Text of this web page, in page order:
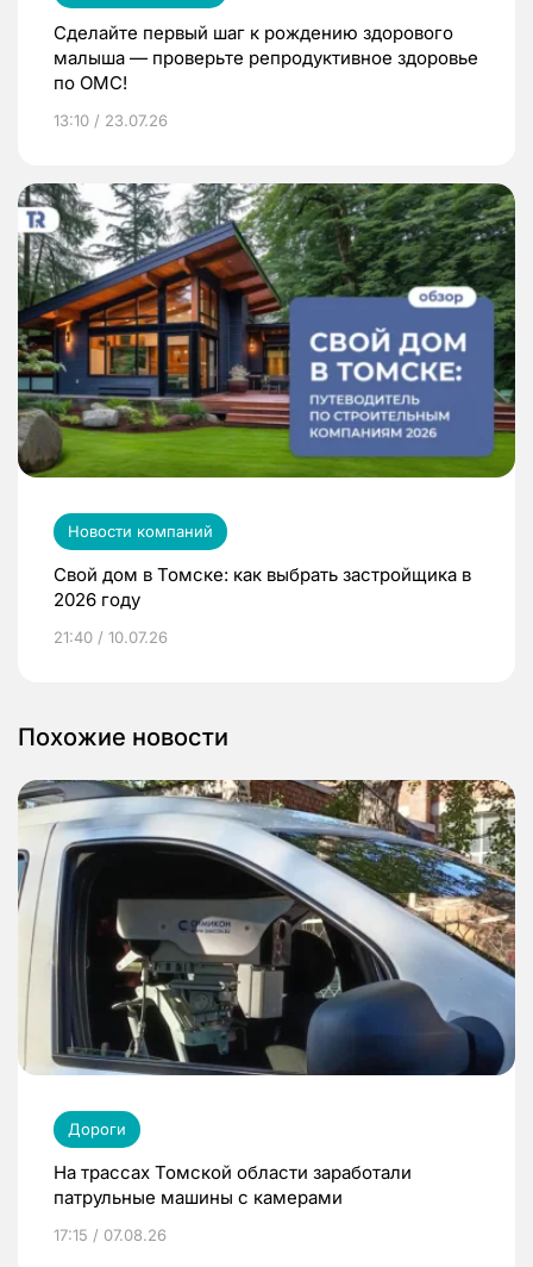
Сделайте первый шаг к рождению здорового
малыша — проверьте репродуктивное здоровье
по ОМС!
13:10 / 23.07.26
Новости компаний
Свой дом в Томске: как выбрать застройщика в
2026 году
21:40 / 10.07.26
Похожие новости
Дороги
На трассах Томской области заработали
патрульные машины с камерами
17:15 / 07.08.26